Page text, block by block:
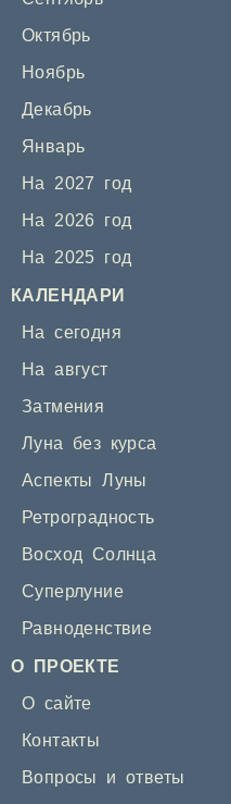
Октябрь
Ноябрь
Декабрь
Январь
На 2027 год
На 2026 год
На 2025 год
КАЛЕНДАРИ
На сегодня
На август
Затмения
Луна без курса
Аспекты Луны
Ретроградность
Восход Солнца
Суперлуние
Равноденствие
О ПРОЕКТЕ
О сайте
Контакты
Вопросы и ответы